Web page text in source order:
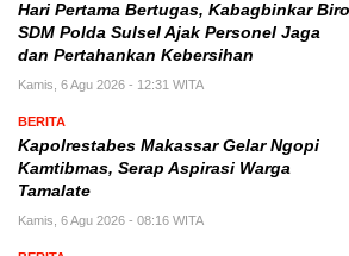
Hari Pertama Bertugas, Kabagbinkar Biro
SDM Polda Sulsel Ajak Personel Jaga
dan Pertahankan Kebersihan
Kamis, 6 Agu 2026 - 12:31 WITA
BERITA
Kapolrestabes Makassar Gelar Ngopi
Kamtibmas, Serap Aspirasi Warga
Tamalate
Kamis, 6 Agu 2026 - 08:16 WITA